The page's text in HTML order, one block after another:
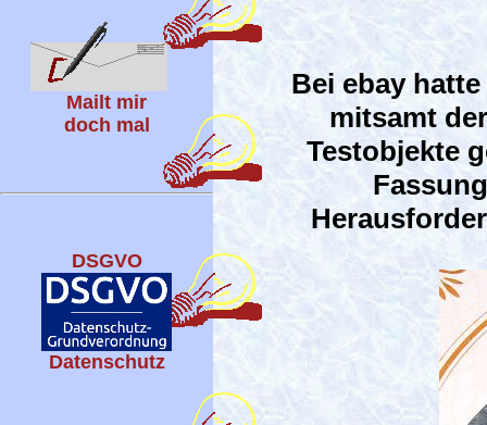
Mailt mir
doch mal
DSGVO
Datenschutz
Bei ebay
mitsamt
Testobjekte